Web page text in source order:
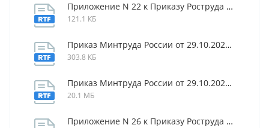
Приложение N 22 к Приказу Роструда N 20
121.1 КБ
Приказ Минтруда России от 29.10.2021 N 766н
303.8 КБ
Приказ Минтруда России от 29.10.2021 N 767н
20.1 МБ
Приложение N 26 к Приказу Роструда N 20